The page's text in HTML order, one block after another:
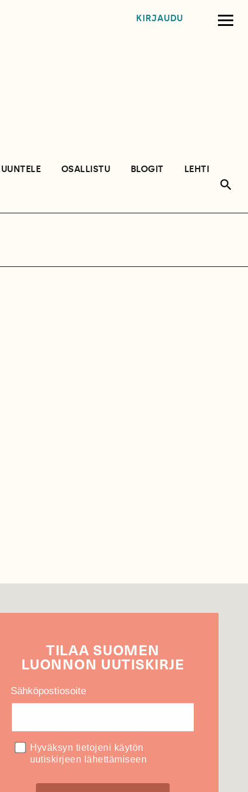
KIRJAUDU
OSALLISTU BLOGIT
LEHTI
TILAASUOMEN
LUONNON UUTIS­KIRJE
Sähköpostiosoite
Hyväksyn tietojeni käytön
uutiskirjeen lähettämiseen